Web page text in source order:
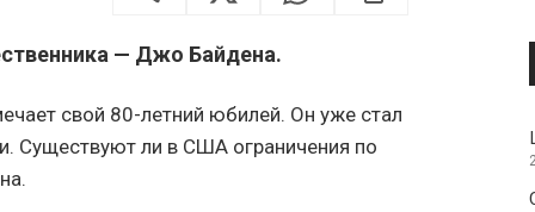
— Джо Байдена.
свой 80-летний юбилей. Он уже стал
Существуют ли в США ограничения по